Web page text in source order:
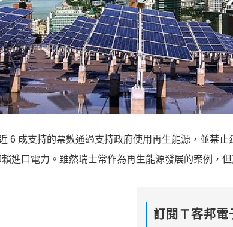
6 成支持的票數通過支持政府使用再生能源，並禁
進口電力。雖然瑞士常作為再生能源發展的案例，
訂閱Ｔ客邦電